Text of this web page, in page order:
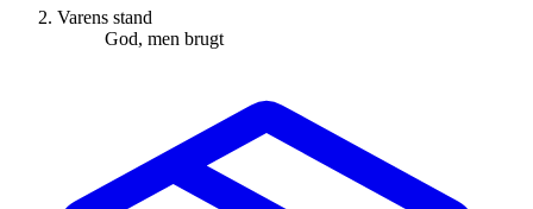
Varens stand
God, men brugt